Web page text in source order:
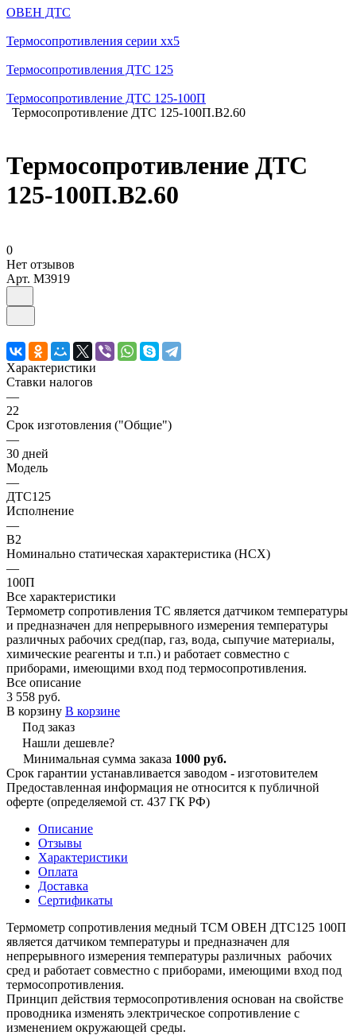
ОВЕН ДТС
Термосопротивления серии хх5
Термосопротивления ДТС 125
Термосопротивление ДТС 125-100П
Термосопротивление ДТС 125-100П.В2.60
Термосопротивление ДТС
125-100П.В2.60
0
Нет отзывов
Арт. M3919
Характеристики
Ставки налогов
—
22
Срок изготовления ("Общие")
—
30 дней
Модель
—
ДТС125
Исполнение
—
В2
Номинально статическая характеристика (НСХ)
—
100П
Все характеристики
Термометр сопротивления ТС является датчиком температуры
и предназначен для непрерывного измерения температуры
различных рабочих сред(пар, газ, вода, сыпучие материалы,
химические реагенты и т.п.) и работает совместно с
приборами, имеющими вход под термосопротивления.
Все описание
3 558 руб.
В корзину В корзине
Под заказ
Нашли дешевле?
Минимальная сумма заказа 1000 руб.
Срок гарантии устанавливается заводом - изготовителем
Предоставленная информация не относится к публичной
оферте (определяемой ст. 437 ГК РФ)
Описание
Отзывы
Характеристики
Оплата
Доставка
Сертификаты
Термометр сопротивления медный ТСМ ОВЕН ДТС125 100П
является датчиком температуры и предназначен для
непрерывного измерения температуры различных рабочих
сред и работает совместно с приборами, имеющими вход под
термосопротивления.
Принцип действия термосопротивления основан на свойстве
проводника изменять электрическое сопротивление с
изменением окружающей среды.